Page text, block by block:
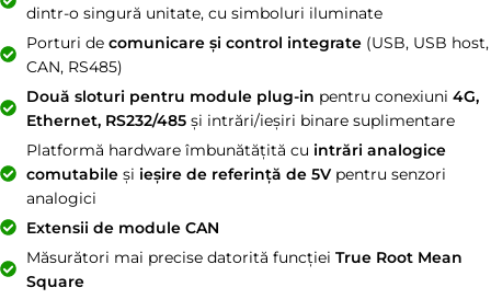
dintr-o singură unitate, cu simboluri iluminate
Porturi de comunicare și control integrate(USB, USB host,
CAN, RS485)
Două sloturi pentru module plug-in pentru conexiuni 4G,
Ethernet, RS232/485și intrări/ieșiri binare suplimentare
Platformă hardware îmbunătățită cu intrări analogice
comutabileși ieșire de referință de 5Vpentru senzori
analogici
Extensii de module CAN
Măsurători mai precise datorită funcției True Root Mean
Square